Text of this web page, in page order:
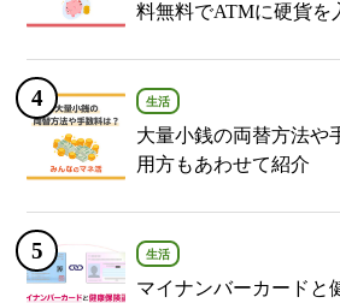
料無料でATMに硬貨を
生活
大量小銭の両替方法や
用方もあわせて紹介
生活
マイナンバーカードと